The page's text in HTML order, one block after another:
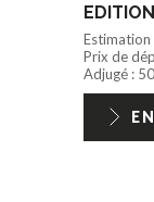
Prix de
Adjugé :